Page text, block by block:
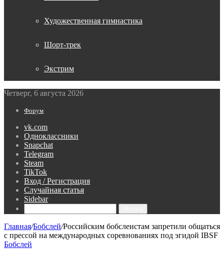
Художественная гимнастика
Шорт-трек
Экстрим
Четверг, 6 августа 2026
Форум
vk.com
Одноклассники
Snapchat
Telegram
Steam
TikTok
Вход / Регистрация
Случайная статья
Sidebar
Главная/Бобслей/Российским бобслеистам запретили общаться
с прессой на международных соревнованиях под эгидой IBSF
Бобслей